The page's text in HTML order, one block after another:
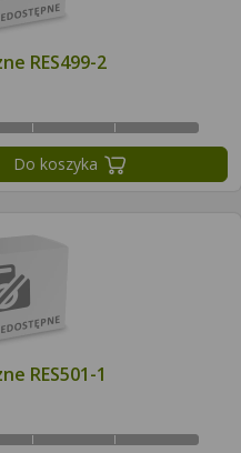
RES499-2
Do koszyka
RES501-1